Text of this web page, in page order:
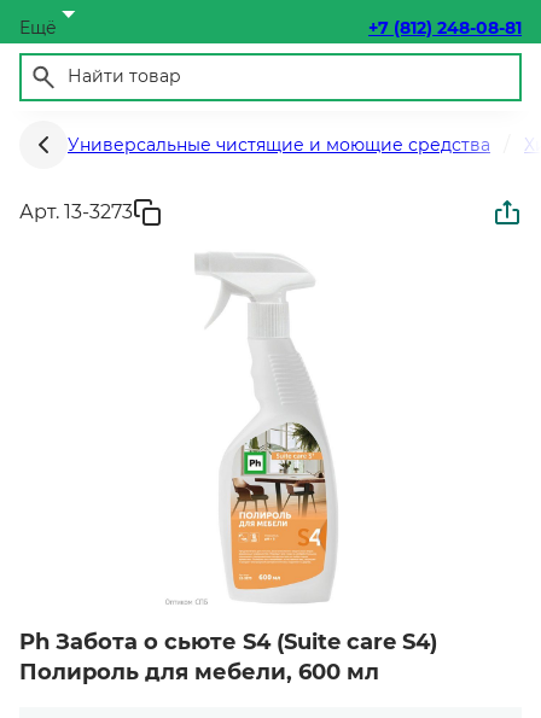
Ещё +7 (812) 248-08-81
Универсальные чистящие и моющие средства
Арт. 13-3273
Ph Забота о сьюте S4 (Suite care S4)
Полироль для мебели, 600 мл